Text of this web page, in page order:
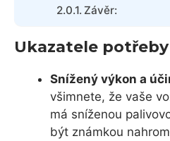
Závěr:
Ukazatele
Snížený výkon a
všimnete, že vaše
má sníženou
být známkou